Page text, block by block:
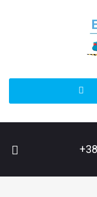
ПОШУК НА